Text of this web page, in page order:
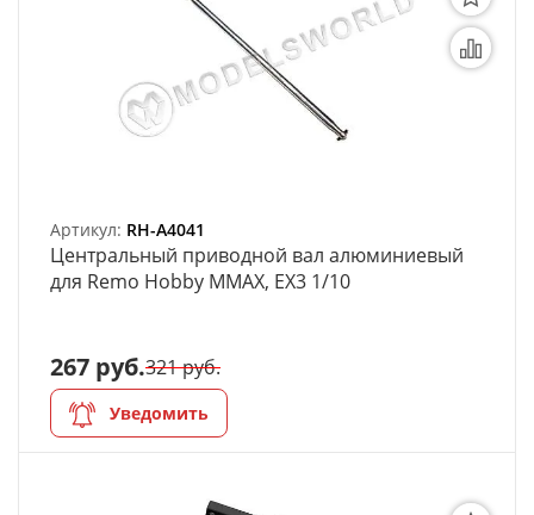
Артикул: RH-A4041
Центральный приводной вал алюминиевый
для Remo Hobby MMAX, EX3 1/10
267 руб.321 руб.
Уведомить